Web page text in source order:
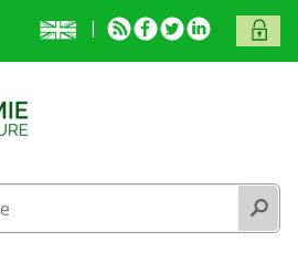
English
presentation
RSSFacebook
TwitterLinkedinACCÈS